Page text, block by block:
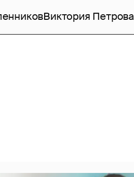
Виктория Петрова